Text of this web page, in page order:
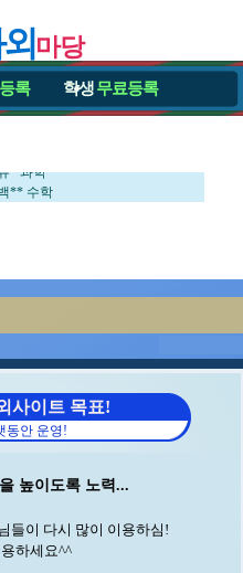
마당
록 학생무료등록
, 장** 중국어/중국어회화
** 영어
** 수학
, 김** 영어/일본어
** 수학/국어
* 영어/과학
** 수학
, 안** 수학
, 김** 수학
** 수학
** 영어/토익
사이트 목표!
동안 운영!
높이도록 노력...
들이 다시 많이 이용하심!
하세요^^